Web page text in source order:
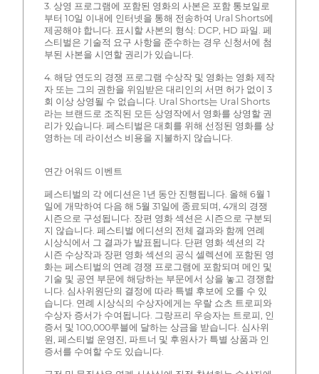
3. 상영 프로그램에 포함된 영화의 사본은 포함 통보일로
부터 10일 이내에 인터넷을 통해 전송하여 Ural Shorts에
제공해야 합니다. 표시할 사본의 형식: DCP, HD 파일. 페
스티벌은 기술적 요구 사항을 준수하는 경우 신청서에 첨
부된 사본을 시연할 권리가 있습니다.
4. 해당 연도의 경쟁 프로그램 수상작 및 영화는 영화 제작
자 또는 그의 권한을 위임받은 대리인의 서면 허가 없이 3
회 이상 상영될 수 없습니다. Ural Shorts는 Ural Shorts
라는 브랜드로 조직된 모든 상영작에서 영화를 상영할 권
리가 있습니다. 페스티벌은 대회를 위해 선정된 영화를 상
영하는 데 라이선스 비용을 지불하지 않습니다.
연간 어워드 이벤트
페스티벌의 각 에디션은 1년 동안 진행됩니다. 올해 6월 1
일에 개막하여 다음 해 5월 31일에 종료되며, 4개의 경쟁
시즌으로 구성됩니다. 장편 영화 섹션은 시즌으로 구분되
지 않습니다. 페스티벌 에디션의 전체 결과와 함께 연례
시상식에서 그 결과가 발표됩니다. 단편 영화 섹션의 각
시즌 수상작과 장편 영화 섹션의 공식 셀렉션에 포함된 영
화는 페스티벌의 연례 경쟁 프로그램에 포함되며 메인 및
기술 및 공연 부문에 해당하는 부문에서 상을 놓고 경쟁합
니다. 심사위원단의 결정에 따라 특별 후보에 오를 수 있
습니다. 연례 시상식의 수상자에게는 우랄 쇼츠 트로피와
수상자 증서가 수여됩니다. 그랑프리 우승자는 트로피, 인
증서 및 100,000루블에 달하는 상금을 받습니다. 심사위
원, 페스티벌 운영진, 파트너 및 후원사가 특별 상품과 인
증서를 수여할 수도 있습니다.